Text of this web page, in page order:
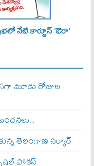
నేటి కార్టూన్ ‘ఔరా’
మూడు రోజుల
తెలంగాణ స‌ర్కార్
ఫోకస్